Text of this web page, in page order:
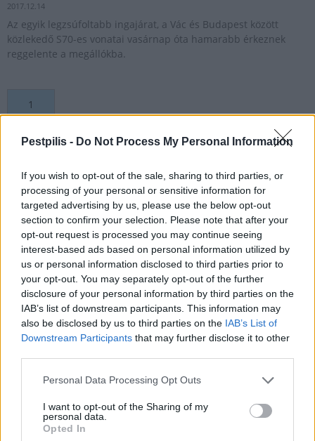
Pestpilis - Do Not Process My Personal Information
If you wish to opt-out of the sale, sharing to third parties, or
processing of your personal or sensitive information for
targeted advertising by us, please use the below opt-out
section to confirm your selection. Please note that after your
opt-out request is processed you may continue seeing
interest-based ads based on personal information utilized by
us or personal information disclosed to third parties prior to
your opt-out. You may separately opt-out of the further
disclosure of your personal information by third parties on the
IAB’s list of downstream participants. This information may
also be disclosed by us to third parties on the IAB’s List of
Downstream Participants that may further disclose it to other
Personal Data Processing Opt Outs
I want to opt-out of the Sharing of my
personal data.
Opted In
2017.12.14
Az egyik legzsúfoltabb ingajárat, a Vác és Budapest között
közlekedő S70-es vonatai vasárnap óta hamarabb érkeznek
reggelente a megállókba.
1
Név
E-mail cím
Feliratkozom a hírlevélre és elfogadom azadatvédelmi
szabályzatot!
FELIRATKOZÁS